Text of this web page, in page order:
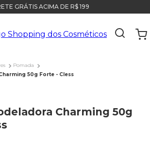
GRÁTIS ACIMA DE R$ 199
Pomada
50g Forte - Cless
Charming 50g